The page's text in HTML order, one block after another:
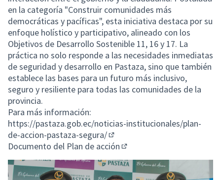
en la categoría "Construir comunidades más
democráticas y pacíficas", esta iniciativa destaca por su
enfoque holístico y participativo, alineado con los
Objetivos de Desarrollo Sostenible 11, 16 y 17. La
práctica no solo responde a las necesidades inmediatas
de seguridad y desarrollo en Pastaza, sino que también
establece las bases para un futuro más inclusivo,
seguro y resiliente para todas las comunidades de la
provincia.
Para más información:
https://pastaza.gob.ec/noticias-institucionales/plan-
de-accion-pastaza-segura/
(Enlace externo)
Documento del Plan de acción